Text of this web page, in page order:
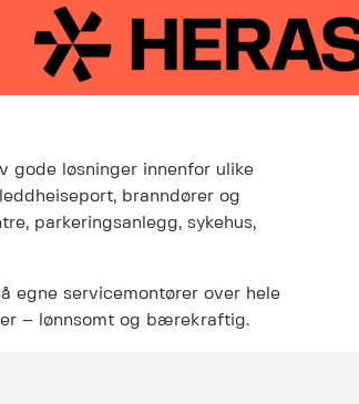
gode løsninger innenfor ulike
branndører og
parkeringsanlegg, sykehus,
egne servicemontører over hele
– lønnsomt og bærekraftig.